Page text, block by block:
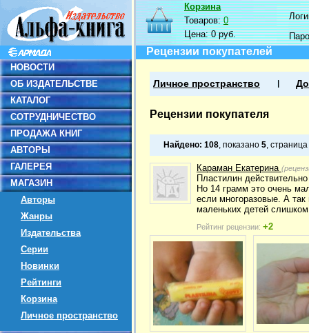
НОВОСТИ
ОБ ИЗДАТЕЛЬСТВЕ
КАТАЛОГ
СОТРУДНИЧЕСТВО
ПРОДАЖА КНИГ
АВТОРЫ
ГАЛЕРЕЯ
МАГАЗИН
Авторы
Жанры
Издательства
Серии
Новинки
Рейтинги
Корзина
Личное пространство
Корзина
Товаров:0
Цена:0 руб.
Рецензии покупателей
Личное пространство
Рецензии покупателя
Найдено: 108, показано 5, страница
Караман Екатерина
Пластилин
Но 14 грамм это очень
если многоразовые. А
маленьких детей
Рейтинг рецензии: +2